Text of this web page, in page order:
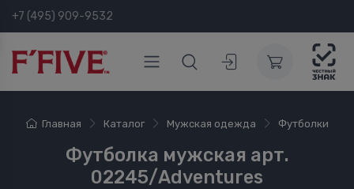
+7 (495) 909-9532
Главная Каталог Мужская одежда Футболки
Футболка мужская арт.
02245/Adventures